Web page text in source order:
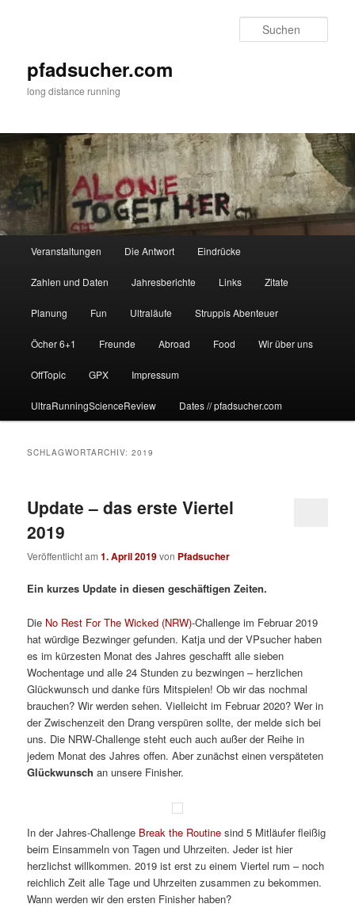
pfadsucher.com
long distance running
Veranstaltungen Die Antwort Eindrücke
Zahlen und Daten Jahresberichte Links Zitate
Planung Fun Ultraläufe Struppis Abenteuer
Öcher 6+1 Freunde Abroad Food Wir über uns
OffTopic GPX Impressum
UltraRunningScienceReview Dates // pfadsucher.com
SCHLAGWORTARCHIV:2019
Update – das erste Viertel
2019
Veröffentlicht am1. April 2019von Pfadsucher
Ein kurzes Update in diesen geschäftigen Zeiten.
Die No Rest For The Wicked (NRW)-Challenge im Februar 2019
hat würdige Bezwinger gefunden. Katja und der VPsucher haben
es im kürzesten Monat des Jahres geschafft alle sieben
Wochentage und alle 24 Stunden zu bezwingen – herzlichen
Glückwunsch und danke fürs Mitspielen! Ob wir das nochmal
brauchen? Wir werden sehen. Vielleicht im Februar 2020? Wer in
der Zwischenzeit den Drang verspüren sollte, der melde sich bei
uns. Die NRW-Challenge steht euch auch außer der Reihe in
jedem Monat des Jahres offen. Aber zunächst einen verspäteten
Glückwunsch an unsere Finisher.
In der Jahres-Challenge Break the Routine sind 5 Mitläufer fleißig
beim Einsammeln von Tagen und Uhrzeiten. Jeder ist hier
herzlichst willkommen. 2019 ist erst zu einem Viertel rum – noch
reichlich Zeit alle Tage und Uhrzeiten zusammen zu bekommen.
Wann werden wir den ersten Finisher haben?